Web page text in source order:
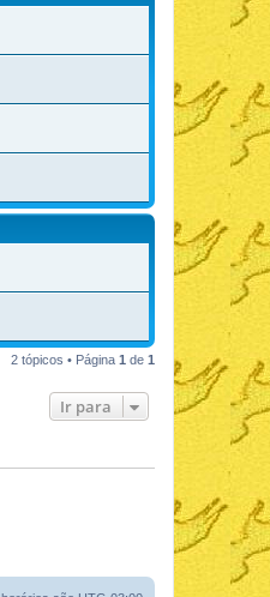
2 tópicos • Página 1 de 1
Ir para